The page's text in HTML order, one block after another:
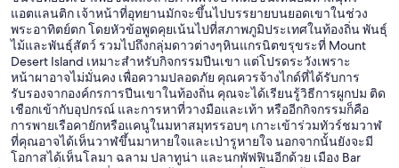
แอตแลนติก เจ้าหน้าที่อุทยานมักจะขึ้นไปบรรยายบนยอดเขาในช่วง
พระอาทิตย์ตก โดยหัวข้อพูดคุยเน้นไปที่สภาพภูมิประเทศในท้องถิ่น พันธุ์
ไม้และพันธุ์สัตว์ รวมไปถึงกลุ่มดาวต่างๆหินแกรนิตขรุขระที่ Mount
Desert Island เหมาะสำหรับกิจกรรมปีนเขา แต่โปรดระวังเพราะ
หน้าผาอาจไม่มั่นคง เพื่อความปลอดภัย คุณควรจ้างไกด์ที่ได้รับการ
รับรองจากองค์กรการปีนเขาในท้องถิ่น คุณจะได้เรียนรู้วิธีการผูกปม ติด
เชือกเข้ากับอุปกรณ์ และการหาที่วางมือและเท้า หรืออีกกิจกรรมก็คือ
การพายเรือคายักหรือแคนูในมหาสมุทรรอบๆ เกาะเข้าร่วมทัวร์ชมวาฬ
ที่คุณอาจได้เห็นวาฬขึ้นมาหายใจและเป่ารูหายใจ นอกจากนั้นยังจะมี
โอกาสได้เห็นโลมา ฉลาม ปลาทูน่า และนกพัฟฟินอีกด้วย เมือง Bar